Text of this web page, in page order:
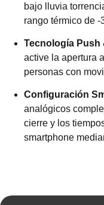
bajo lluvia
rango térmico de -
Tecnología Push
active la apertura
personas con
Configuración
analógicos
cierre y los
smartphone